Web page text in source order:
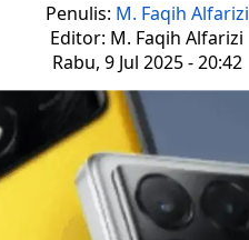
Penulis: M. Faqih Alfarizi
Editor: M. Faqih Alfarizi
Rabu, 9 Jul 2025 - 20:42